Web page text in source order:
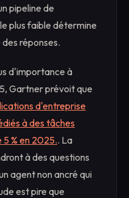
pipeline de
plus faible détermine
réponses.
d'importance à
Gartner prévoit que
d'entreprise
à des tâches
% en 2025.. La
à des questions
agent non ancré qui
est pire que